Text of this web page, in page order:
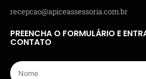
recepcao@apiceassessoria.com.br
PREENCHA O FORMULÁRIO E
CONTATO